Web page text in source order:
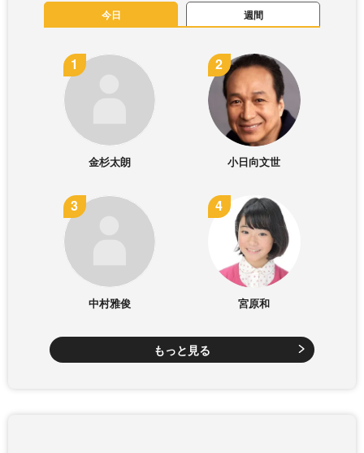
今日 週間
金杉太朗 小日向文世
中村雅俊 宮原和
もっと見る